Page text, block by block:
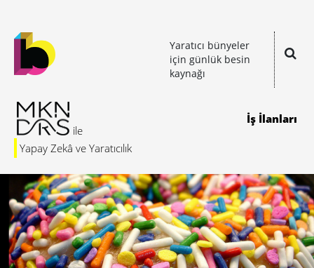
Yaratıcı bünyeler
için günlük besin
kaynağı
Yapay Zekâ ve Yaratıcılık
İş İlanları